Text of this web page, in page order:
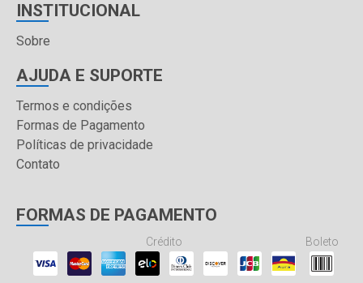
INSTITUCIONAL
Sobre
AJUDA E SUPORTE
Termos e condições
Formas de Pagamento
Políticas de privacidade
Contato
FORMAS DE PAGAMENTO
Crédito Boleto